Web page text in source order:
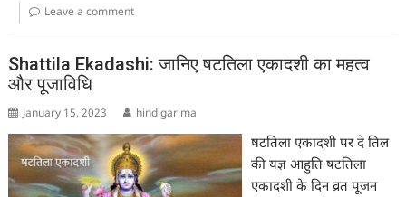
Leave a comment
Shattila Ekadashi: जानिए षटतिला एकादशी का महत्व
और पूजाविधि
January 15, 2023 hindigarima
षटतिला एकादशी पर दे तिल
की यज्ञ आहुति षटतिला
एकादशी के दिन व्रत पूजन